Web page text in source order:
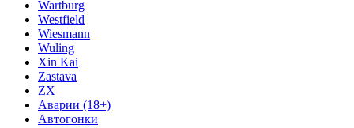
Wartburg
Westfield
Wiesmann
Wuling
Xin Kai
Zastava
ZX
Аварии (18+)
Автогонки